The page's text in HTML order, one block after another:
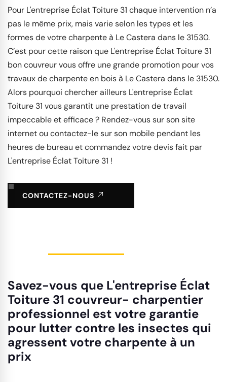
Pour L'entreprise Éclat Toiture 31 chaque intervention n’a
pas le même prix, mais varie selon les types et les
formes de votre charpente à Le Castera dans le 31530.
C’est pour cette raison que L'entreprise Éclat Toiture 31
bon couvreur vous offre une grande promotion pour vos
travaux de charpente en bois à Le Castera dans le 31530.
Alors pourquoi chercher ailleurs L'entreprise Éclat
Toiture 31 vous garantit une prestation de travail
impeccable et efficace ? Rendez-vous sur son site
internet ou contactez-le sur son mobile pendant les
heures de bureau et commandez votre devis fait par
L'entreprise Éclat Toiture 31 !
CONTACTEZ-NOUS
Savez-vous que L'entreprise Éclat
Toiture 31 couvreur- charpentier
professionnel est votre garantie
pour lutter contre les insectes qui
agressent votre charpente à un
prix